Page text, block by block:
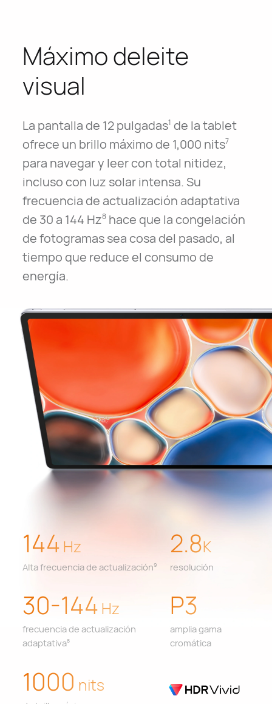
Máximo deleite
visual
La pantalla de 12 pulgadas1 de la tablet
ofrece un brillo máximo de 1,000 nits7
para navegar y leer con total nitidez,
incluso con luz solar intensa. Su
frecuencia de actualización adaptativa
de 30 a 144 Hz8 hace que la congelación
de fotogramas sea cosa del pasado, al
tiempo que reduce el consumo de
energía.
144 Hz
Alta frecuencia de actualización9
2.8K
resolución
30-144 Hz
frecuencia de actualización
adaptativa8
P3
amplia gama
cromática
1000 nits